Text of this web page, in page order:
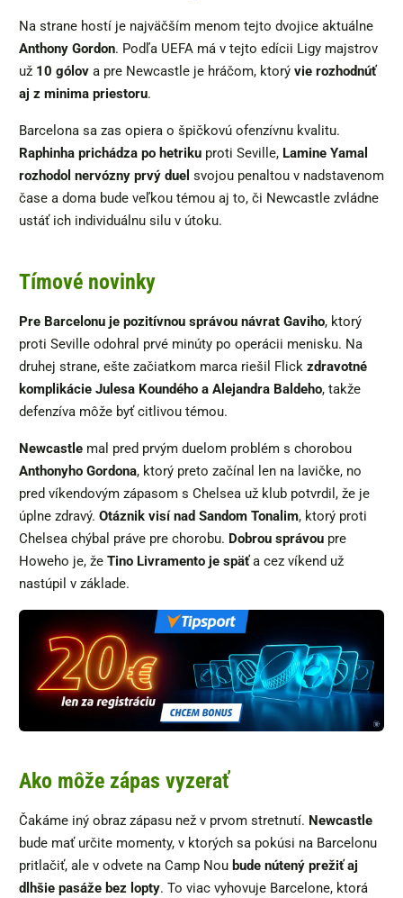
Na strane hostí je najväčším menom tejto dvojice aktuálne
Anthony Gordon. Podľa UEFA má v tejto edícii Ligy majstrov
už 10 gólov a pre Newcastle je hráčom, ktorý vie rozhodnúť
aj z minima priestoru.
Barcelona sa zas opiera o špičkovú ofenzívnu kvalitu.
Raphinha prichádza po hetriku proti Seville, Lamine Yamal
rozhodol nervózny prvý duel svojou penaltou v nadstavenom
čase a doma bude veľkou témou aj to, či Newcastle zvládne
ustáť ich individuálnu silu v útoku.
Tímové novinky
Pre Barcelonu je pozitívnou správou návrat Gaviho, ktorý
proti Seville odohral prvé minúty po operácii menisku. Na
druhej strane, ešte začiatkom marca riešil Flick zdravotné
komplikácie Julesa Koundého a Alejandra Baldeho, takže
defenzíva môže byť citlivou témou.
Newcastle mal pred prvým duelom problém s chorobou
Anthonyho Gordona, ktorý preto začínal len na lavičke, no
pred víkendovým zápasom s Chelsea už klub potvrdil, že je
úplne zdravý. Otáznik visí nad Sandom Tonalim, ktorý proti
Chelsea chýbal práve pre chorobu. Dobrou správou pre
Howeho je, že Tino Livramento je späťa cez víkend už
nastúpil v základe.
Ako môže zápas vyzerať
Čakáme iný obraz zápasu než v prvom stretnutí. Newcastle
bude mať určite momenty, v ktorých sa pokúsi na Barcelonu
pritlačiť, ale v odvete na Camp Nou bude nútený prežiť aj
dlhšie pasáže bez lopty. To viac vyhovuje Barcelone, ktorá